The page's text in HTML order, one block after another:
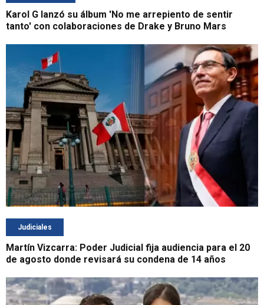
Karol G lanzó su álbum 'No me arrepiento de sentir
tanto' con colaboraciones de Drake y Bruno Mars
Judiciales
Martín Vizcarra: Poder Judicial fija audiencia para el 20
de agosto donde revisará su condena de 14 años